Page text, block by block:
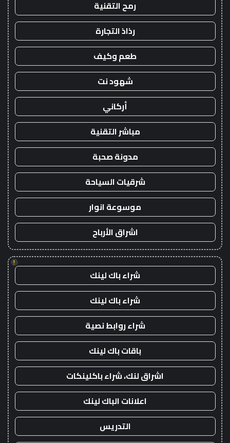
رمح التقنية
رذاذ التجارة
طعم وكيف
شهود نت
أركاني
مباشر التقنية
مدونة صحبة
شرقيات السياحة
موسوعة انوار
اشراق الأرباح
!
شراء باك لينك
شراء باك لينك
شراء روابط نصية
باقات باك لينك
اشراق لنك، شراء باكلينكات
اعلانات الباك لينك
التدريس